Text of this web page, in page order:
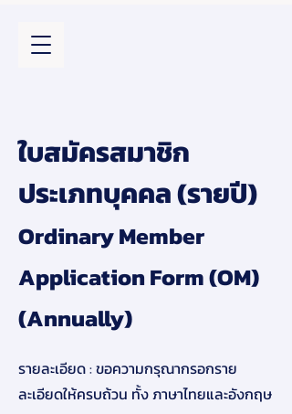
ใบสมัครสมาชิก
ประเภทบุคคล (รายปี)
Ordinary Member
Application Form (OM)
(Annually)
รายละเอียด : ขอความกรุณากรอกราย
ละเอียดให้ครบถ้วน ทั้ง ภาษาไทยและอังกฤษ